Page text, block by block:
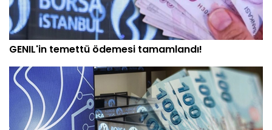
GENIL'in temettü ödemesi tamamlandı!